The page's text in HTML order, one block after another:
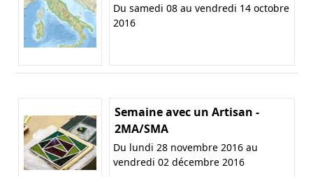
Du samedi 08 au vendredi 14 octobre
2016
Semaine avec un Artisan -
2MA/SMA
Du lundi 28 novembre 2016 au
vendredi 02 décembre 2016